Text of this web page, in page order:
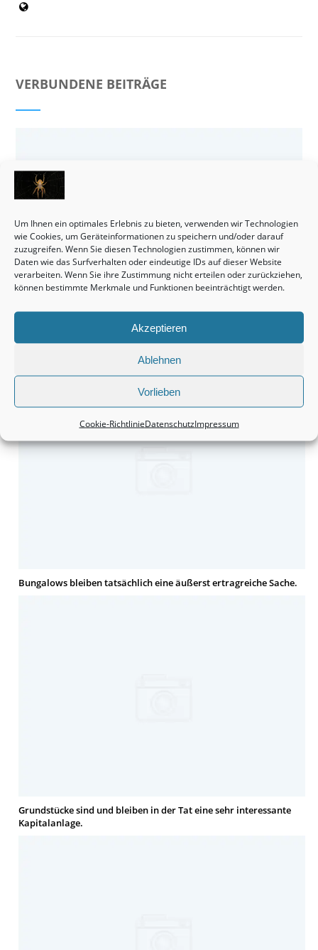
Um Ihnen ein optimales Erlebnis zu bieten, verwenden wir Technologien
wie Cookies, um Geräteinformationen zu speichern und/oder darauf
zuzugreifen. Wenn Sie diesen Technologien zustimmen, können wir
Daten wie das Surfverhalten oder eindeutige IDs auf dieser Website
verarbeiten. Wenn Sie ihre Zustimmung nicht erteilen oder zurückziehen,
können bestimmte Merkmale und Funktionen beeinträchtigt werden.
Akzeptieren
Ablehnen
Vorlieben
Cookie-RichtlinieDatenschutzImpressum
VERBUNDENE BEITRÄGE
Doppelhaushälften sind und bleiben in der Tat eine
vielversprechende Kapitalanlage.
Bungalows bleiben tatsächlich eine äußerst ertragreiche Sache.
Grundstücke sind und bleiben in der Tat eine sehr interessante
Kapitalanlage.